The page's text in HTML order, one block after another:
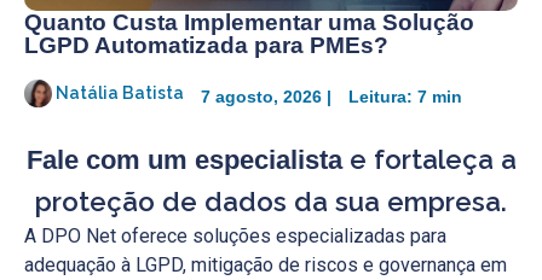
Quanto Custa Implementar uma Solução
LGPD Automatizada para PMEs?
Natália Batista 7 agosto, 2026 | Leitura: 7 min
Fale com um especialistae fortaleça a
proteção de dados da sua empresa.
A DPO Net oferece soluções especializadas para
adequação à LGPD, mitigação de riscos e governança em